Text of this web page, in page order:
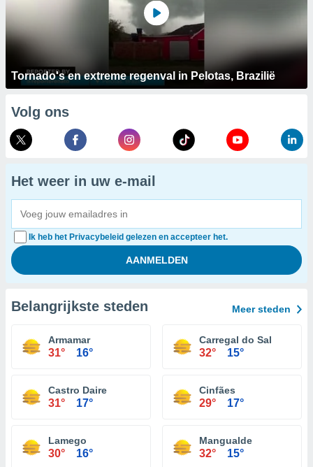
Tornado's en extreme regenval in Pelotas, Brazilië
Volg ons
Het weer in uw e-mail
Ik heb het Privacybeleid gelezen en accepteer het.
Belangrijkste steden Meer steden
Armamar
31° 16°
Carregal do Sal
32° 15°
Castro Daire
31° 17°
Cinfães
29° 17°
Lamego
30° 16°
Mangualde
32° 15°